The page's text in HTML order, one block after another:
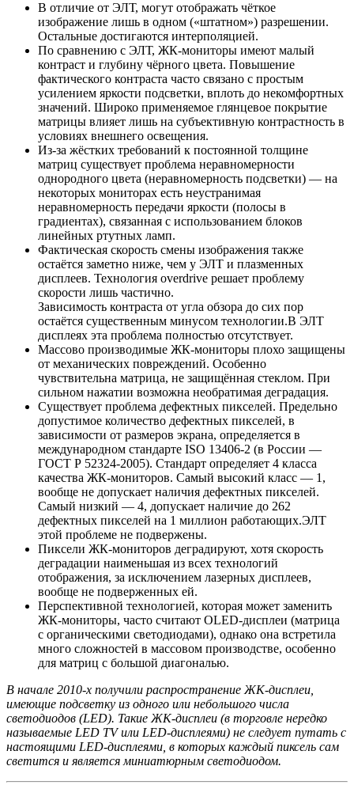
В отличие от ЭЛТ, могут отображать чёткое
изображение лишь в одном («штатном») разрешении.
Остальные достигаются интерполяцией.
По сравнению с ЭЛТ, ЖК-мониторы имеют малый
контраст и глубину чёрного цвета. Повышение
фактического контраста часто связано с простым
усилением яркости подсветки, вплоть до некомфортных
значений. Широко применяемое глянцевое покрытие
матрицы влияет лишь на субъективную контрастность в
условиях внешнего освещения.
Из-за жёстких требований к постоянной толщине
матриц существует проблема неравномерности
однородного цвета (неравномерность подсветки) — на
некоторых мониторах есть неустранимая
неравномерность передачи яркости (полосы в
градиентах), связанная с использованием блоков
линейных ртутных ламп.
Фактическая скорость смены изображения также
остаётся заметно ниже, чем у ЭЛТ и плазменных
дисплеев. Технология overdrive решает проблему
скорости лишь частично.
Зависимость контраста от угла обзора до сих пор
остаётся существенным минусом технологии.В ЭЛТ
дисплеях эта проблема полностью отсутствует.
Массово производимые ЖК-мониторы плохо защищены
от механических повреждений. Особенно
чувствительна матрица, не защищённая стеклом. При
сильном нажатии возможна необратимая деградация.
Существует проблема дефектных пикселей. Предельно
допустимое количество дефектных пикселей, в
зависимости от размеров экрана, определяется в
международном стандарте ISO 13406-2 (в России —
ГОСТ Р 52324-2005). Стандарт определяет 4 класса
качества ЖК-мониторов. Самый высокий класс — 1,
вообще не допускает наличия дефектных пикселей.
Самый низкий — 4, допускает наличие до 262
дефектных пикселей на 1 миллион работающих.ЭЛТ
этой проблеме не подвержены.
Пиксели ЖК-мониторов деградируют, хотя скорость
деградации наименьшая из всех технологий
отображения, за исключением лазерных дисплеев,
вообще не подверженных ей.
Перспективной технологией, которая может заменить
ЖК-мониторы, часто считают OLED-дисплеи (матрица
с органическими светодиодами), однако она встретила
много сложностей в массовом производстве, особенно
для матриц с большой диагональю.
В начале 2010-х получили распространение ЖК-дисплеи,
имеющие подсветку из одного или небольшого числа
светодиодов (LED). Такие ЖК-дисплеи (в торговле нередко
называемые LED TV или LED-дисплеями) не следует путать с
настоящими LED-дисплеями, в которых каждый пиксель сам
светится и является миниатюрным светодиодом.